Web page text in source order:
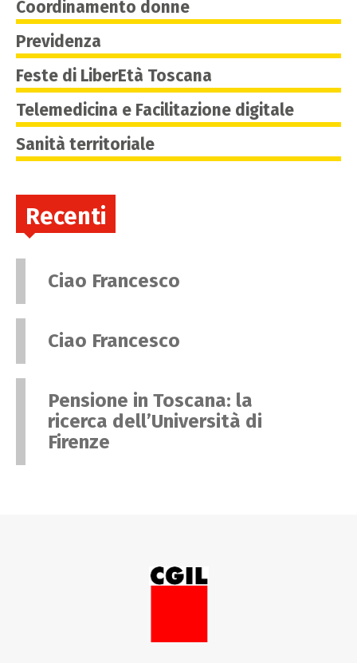
Coordinamento donne
Previdenza
Feste di LiberEtà Toscana
Telemedicina e Facilitazione digitale
Sanità territoriale
Recenti
Ciao Francesco
Ciao Francesco
Pensione in Toscana: la
ricerca dell’Università di
Firenze